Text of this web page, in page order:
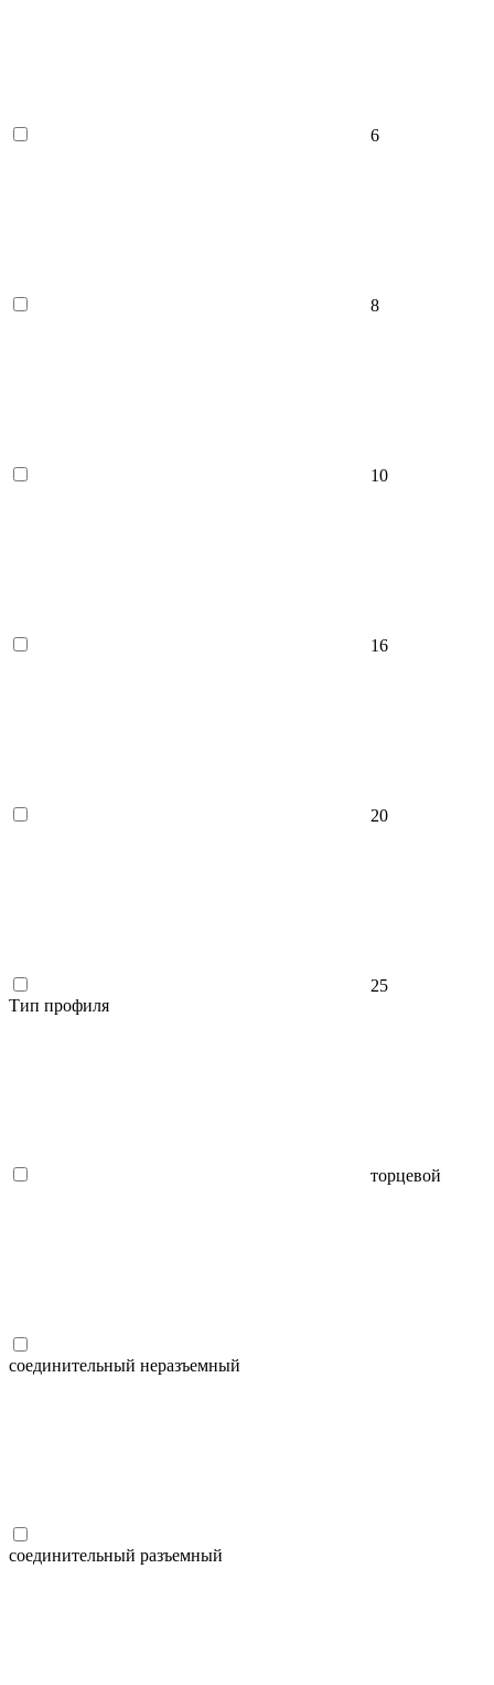
6
8
10
16
20
25
Тип профиля
торцевой
соединительный неразъемный
соединительный разъемный